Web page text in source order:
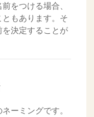
をつける場合、
もあります。そ
決定することが
ーミングです。